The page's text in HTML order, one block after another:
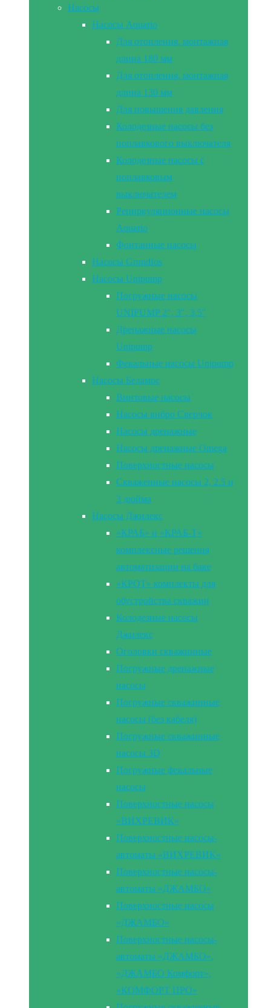
Насосы
Насосы Aquario
Для отопления, монтажная
длина 180 мм
Для отопления, монтажная
длина 130 мм
Для повышения давления
Колодезные насосы без
поплавкового выключателя
Колодезные насосы с
поплавковым
выключателем
Рециркуляционные насосы
Aquario
Фонтанные насосы
Насосы Grundfos
Насосы Unipump
Погружные насосы
UNIPUMP 2″, 3″, 3,5″
Дренажные насосы
Unipump
Фекальные насосы Unipump
Насосы Беламос
Винтовые насосы
Насосы вибро Сверчок
Насосы дренажные
Насосы дренажные Omega
Поверхностные насосы
Скваженные насосы 2, 2.5 и
3 дюйма
Насосы Джилекс
«КРАБ» и «КРАБ-Т»
комплексные решения
автоматизации на баке
«КРОТ» комплекты для
обустройства скважин
Колодезные насосы
Джилекс
Оголовки скважинные
Погружные дренажные
насосы
Погружные скважинные
насосы (без кабеля)
Погружные скважинные
насосы 3D
Погружные фекальные
насосы
Поверхностные насосы
«ВИХРЕВИК»
Поверхностные насосы-
автоматы «ВИХРЕВИК»
Поверхностные насосы-
автоматы «ДЖАМБО»
Поверхностные насосы
«ДЖАМБО»
Поверхностные насосы-
автоматы «ДЖАМБО»,
«ДЖАМБО Комфорт»,
«КОМФОРТ ПРО»